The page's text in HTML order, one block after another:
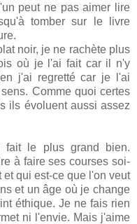
peut ne pas aimer lire
tomber sur le livre
noir, je ne rachète plus
où je l'ai fait car il n'y
j'ai regretté car je l'ai
Comme quoi certes
ils évoluent aussi assez
fait le plus grand bien.
à faire ses courses soi-
qui est-ce que l'on veut
et un âge où je change
éthique. Je ne fais rien
ni l'envie. Mais j'aime